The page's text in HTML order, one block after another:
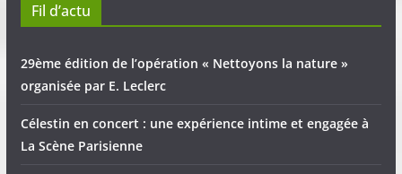
Fil d’actu
29ème édition de l’opération « Nettoyons la nature »
organisée par E. Leclerc
Célestin en concert : une expérience intime et engagée à
La Scène Parisienne